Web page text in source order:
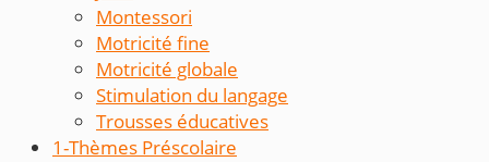
Montessori
Motricité fine
Motricité globale
Stimulation du langage
Trousses éducatives
1-Thèmes Préscolaire